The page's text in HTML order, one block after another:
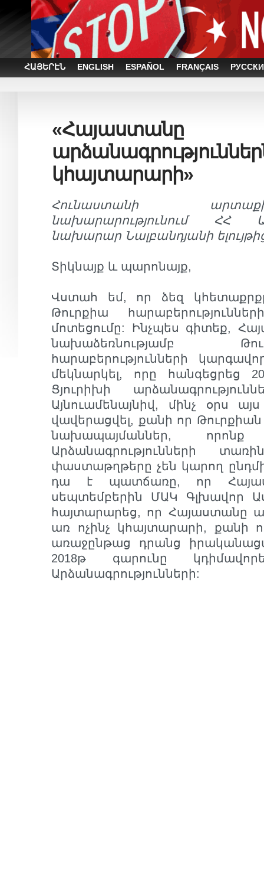
ՀԱՅԵՐԷՆ ENGLISH ESPAÑOL FRANÇAIS
«Հայաստանը
կհայտարարի»
Հունաստանի
նախարարությունում ՀՀ
նախարար Նալբանդյանի
Տիկնայք և պարոնայք,
Վստահ եմ, որ ձեզ
Թուրքիա
մոտեցումը: Ինչպես գիտեք,
նախաձեռնությամբ
հարաբերությունների
մեկնարկել, որը հանգեցրեց
Ցյուրիխի
Այնուամենայնիվ, մինչ օրս
վավերացվել, քանի որ
նախապայմաններ,
Արձանագրությունների
փաստաթղթերը չեն կարող
դա է պատճառը, որ
սեպտեմբերին ՄԱԿ Գլխավոր
հայտարարեց, որ Հայաստանը
առ ոչինչ կհայտարարի, քանի
առաջընթաց դրանց
2018թ գարունը
Արձանագրությունների: